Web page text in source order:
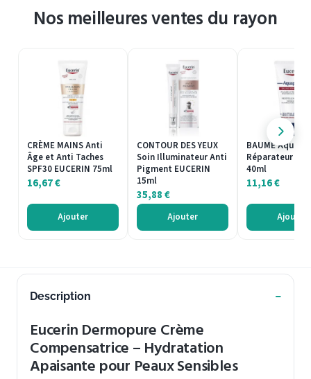
Nos meilleures ventes du rayon
CRÈME MAINS Anti
Âge et Anti Taches
SPF30 EUCERIN 75ml
16,67€
Ajouter
CONTOUR DES YEUX
Soin Illuminateur Anti
Pigment EUCERIN
15ml
35,88€
Ajouter
BAUME
Réparateur
40ml
11,16€
Ajouter
Description
Eucerin Dermopure Crème
Compensatrice – Hydratation
Apaisante pour Peaux Sensibles